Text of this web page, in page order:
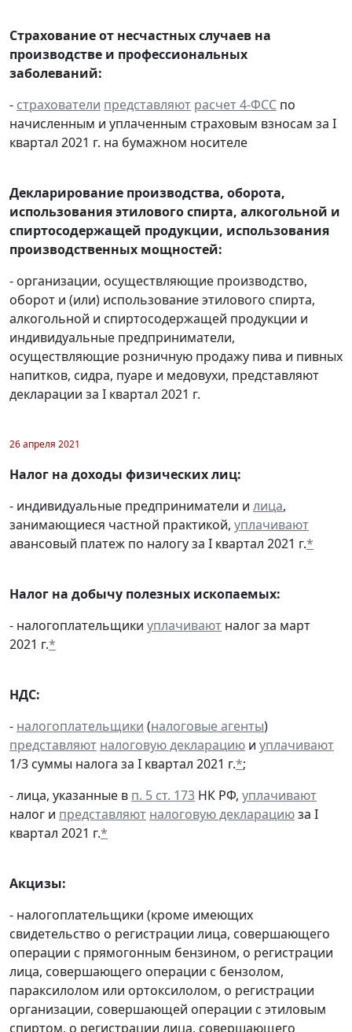
Страхование от несчастных случаев на
производстве и профессиональных
заболеваний:
- страхователи представляют расчет 4-ФСС по
начисленным и уплаченным страховым взносам за I
квартал 2021 г. на бумажном носителе
Декларирование производства, оборота,
использования этилового спирта, алкогольной и
спиртосодержащей продукции, использования
производственных мощностей:
- организации, осуществляющие производство,
оборот и (или) использование этилового спирта,
алкогольной и спиртосодержащей продукции и
индивидуальные предприниматели,
осуществляющие розничную продажу пива и пивных
напитков, сидра, пуаре и медовухи, представляют
декларации за I квартал 2021 г.
26 апреля 2021
Налог на доходы физических лиц:
- индивидуальные предприниматели и лица,
занимающиеся частной практикой, уплачивают
авансовый платеж по налогу за I квартал 2021 г.*
Налог на добычу полезных ископаемых:
- налогоплательщики уплачивают налог за март
2021 г.*
НДС:
- налогоплательщики (налоговые агенты)
представляют налоговую декларацию и уплачивают
1/3 суммы налога за I квартал 2021 г.*;
- лица, указанные в п. 5 ст. 173 НК РФ, уплачивают
налог и представляют налоговую декларациюза I
квартал 2021 г.*
Акцизы:
- налогоплательщики (кроме имеющих
свидетельство о регистрации лица, совершающего
операции с прямогонным бензином, о регистрации
лица, совершающего операции с бензолом,
параксилолом или ортоксилолом, о регистрации
организации, совершающей операции с этиловым
спиртом, о регистрации лица, совершающего